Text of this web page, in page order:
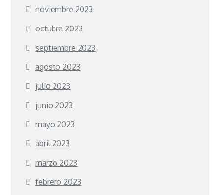
noviembre 2023
octubre 2023
septiembre 2023
agosto 2023
julio 2023
junio 2023
mayo 2023
abril 2023
marzo 2023
febrero 2023